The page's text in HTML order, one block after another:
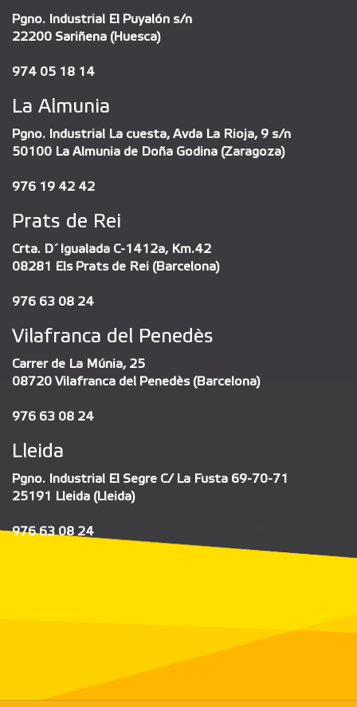
Pgno. Industrial El Puyalón s/n
22200 Sariñena (Huesca)
974 05 18 14
La Almunia
Pgno. Industrial La cuesta, Avda La Rioja, 9 s/n
50100 La Almunia de Doña Godina (Zaragoza)
976 19 42 42
Prats de Rei
Crta. D´Igualada C-1412a, Km.42
08281 Els Prats de Rei (Barcelona)
976 63 08 24
Vilafranca del Penedès
Carrer de La Múnia, 25
08720 Vilafranca del Penedès (Barcelona)
976 63 08 24
Lleida
Pgno. Industrial El Segre C/ La Fusta 69-70-71
25191 Lleida (Lleida)
976 63 08 24